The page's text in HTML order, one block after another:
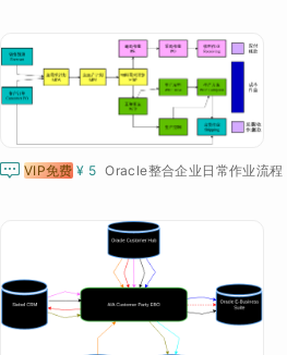
 VIP免费 ¥ 5 Oracle整合企业日常作业流程